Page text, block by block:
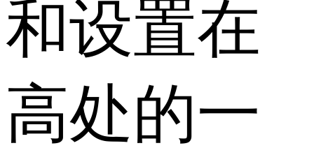
和设置在
高处的一